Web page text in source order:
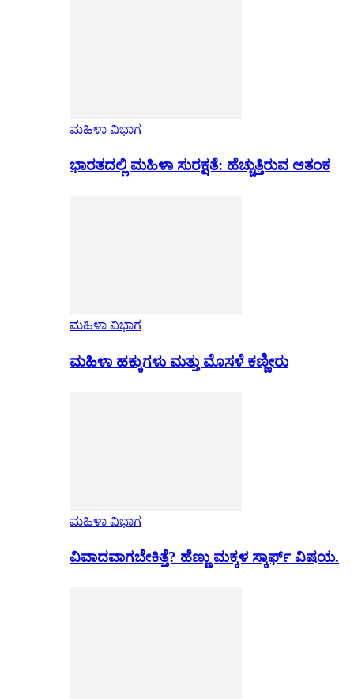
ಮಹಿಳಾ ವಿಭಾಗ
ಭಾರತದಲ್ಲಿ ಮಹಿಳಾ ಸುರಕ್ಷತೆ: ಹೆಚ್ಚುತ್ತಿರುವ ಆತಂಕ
ಮಹಿಳಾ ವಿಭಾಗ
ಮಹಿಳಾ ಹಕ್ಕುಗಳು ಮತ್ತು ಮೊಸಳೆ ಕಣ್ಣೀರು
ಮಹಿಳಾ ವಿಭಾಗ
ವಿವಾದವಾಗಬೇಕಿತ್ತೆ? ಹೆಣ್ಣು ಮಕ್ಕಳ ಸ್ಕಾರ್ಫ್ ವಿಷಯ.